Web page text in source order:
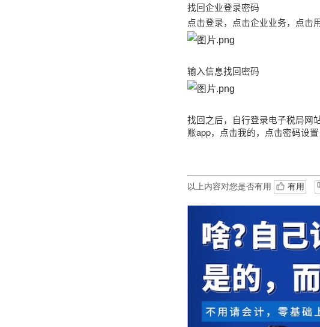
找回企业登录密码
点击登录，点击企业业务，点击
输入信息找回密码
找回之后，自行登录电子税局网
账app，点击我的，点击密码设
以上内容对您是否有用 有用